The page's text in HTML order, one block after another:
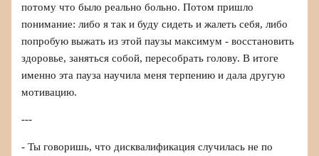
потому что было реально больно. Потом пришло
понимание: либо я так и буду сидеть и жалеть себя, либо
попробую выжать из этой паузы максимум - восстановить
здоровье, заняться собой, пересобрать голову. В итоге
именно эта пауза научила меня терпению и дала другую
мотивацию.
---
- Ты говоришь, что дисквалификация случилась не по